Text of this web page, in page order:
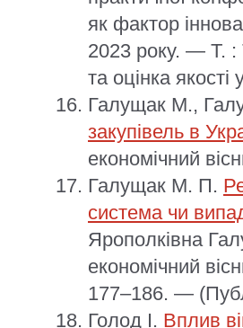
як фактор
2023 року. — Т. :
та оцінка
Галущак М.,
закупівель в
економічний
Галущак М. П.
система чи
Ярополківна
економічний
177–186. —
Голод І. Вплив